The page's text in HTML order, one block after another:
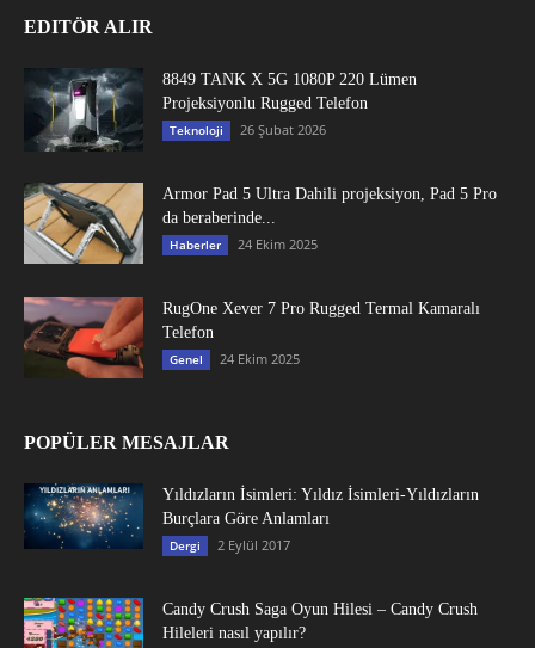
EDITÖR ALIR
8849 TANK X 5G 1080P 220 Lümen
Projeksiyonlu Rugged Telefon
Teknoloji 26 Şubat 2026
Armor Pad 5 Ultra Dahili projeksiyon, Pad 5 Pro
da beraberinde...
Haberler 24 Ekim 2025
RugOne Xever 7 Pro Rugged Termal Kamaralı
Telefon
Genel 24 Ekim 2025
POPÜLER MESAJLAR
Yıldızların İsimleri: Yıldız İsimleri-Yıldızların
Burçlara Göre Anlamları
Dergi 2 Eylül 2017
Candy Crush Saga Oyun Hilesi – Candy Crush
Hileleri nasıl yapılır?